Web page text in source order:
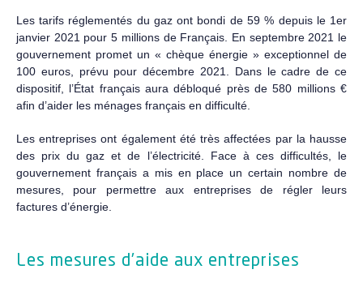
Les tarifs réglementés du gaz ont bondi de 59 % depuis le 1er
janvier 2021 pour 5 millions de Français. En septembre 2021 le
gouvernement promet un « chèque énergie » exceptionnel de
100 euros, prévu pour décembre 2021. Dans le cadre de ce
dispositif, l’État français aura débloqué près de 580 millions €
afin d’aider les ménages français en difficulté.
Les entreprises ont également été très affectées par la hausse
des prix du gaz et de l’électricité. Face à ces difficultés, le
gouvernement français a mis en place un certain nombre de
mesures, pour permettre aux entreprises de régler leurs
factures d’énergie.
Les mesures d’aide aux entreprises